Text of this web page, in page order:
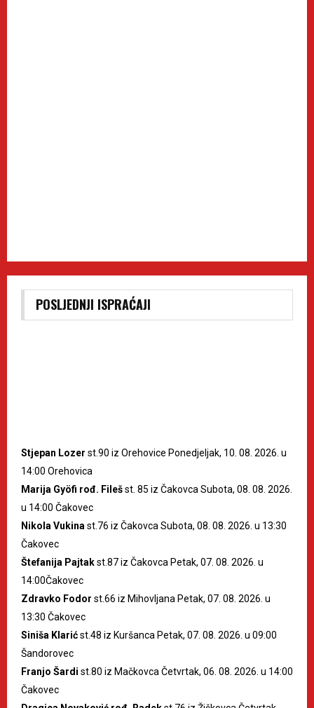
POSLJEDNJI ISPRAĆAJI
Stjepan Lozer st.90 iz Orehovice Ponedjeljak, 10. 08. 2026. u
14:00 Orehovica
Marija Gyöfi rođ. Filešst. 85 iz Čakovca Subota, 08. 08. 2026.
u 14:00 Čakovec
Nikola Vukina st.76 iz Čakovca Subota, 08. 08. 2026. u 13:30
Čakovec
Štefanija Pajtakst.87 iz Čakovca Petak, 07. 08. 2026. u
14:00Čakovec
Zdravko Fodor st.66 iz Mihovljana Petak, 07. 08. 2026. u
13:30 Čakovec
Siniša Klarićst.48 iz Kuršanca Petak, 07. 08. 2026. u 09:00
Šandorovec
Franjo Šardi st.80 iz Mačkovca Četvrtak, 06. 08. 2026. u 14:00
Čakovec